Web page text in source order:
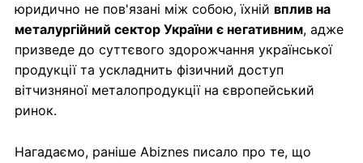
юридично не пов'язані між собою, їхній вплив на
металургійний сектор України є негативним, адже
призведе до суттєвого здорожчання української
продукції та ускладнить фізичний доступ
вітчизняної металопродукції на європейський
ринок.
Нагадаємо, раніше Abiznes писало про те, що